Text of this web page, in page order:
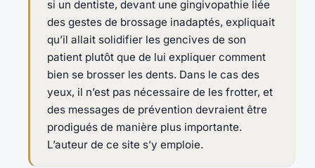
si un dentiste, devant une gingivopathie liée
des gestes de brossage inadaptés, expliquait
qu’il allait solidifier les gencives de son
patient plutôt que de lui expliquer comment
bien se brosser les dents. Dans le cas des
yeux, il n’est pas nécessaire de les frotter, et
des messages de prévention devraient être
prodigués de manière plus importante.
L’auteur de ce site s’y emploie.